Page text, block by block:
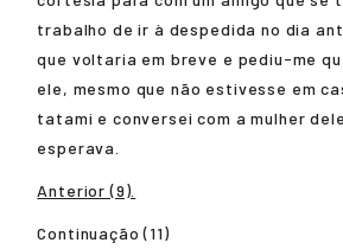
trabalho de ir à despedida no dia
que voltaria em breve e pediu-me
ele, mesmo que não estivesse em
tatami e conversei com a mulher
esperava.
Anterior (9).
Continuação (11)